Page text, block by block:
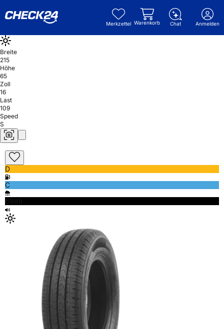
Merkzettel Warenkorb Chat Anmelden
Breite
215
Höhe
65
Zoll
16
Last
109
Speed
S
D
C
69db